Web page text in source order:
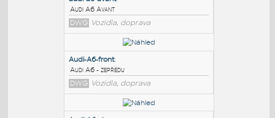
Audi-A6-plan:
Audi A6 - půdorys
DWG Vozidla, doprava
audi-a6-avant: